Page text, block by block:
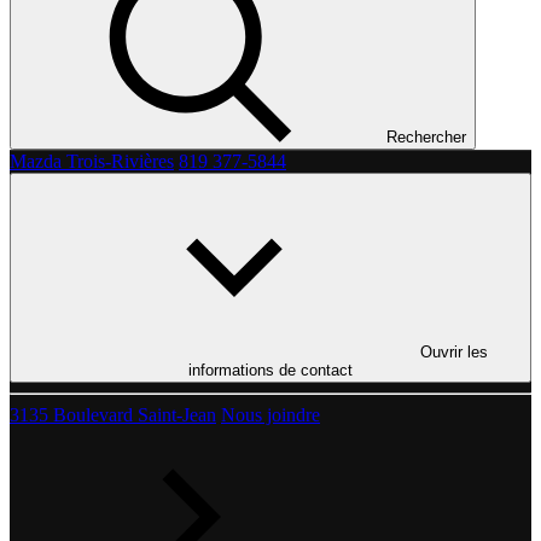
Rechercher
Mazda Trois-Rivières 819 377-5844
Ouvrir les
informations de contact
3135 Boulevard Saint-Jean Nous joindre